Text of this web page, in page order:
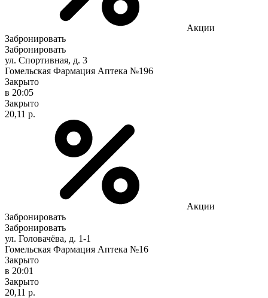
Акции
Забронировать
Забронировать
ул. Спортивная, д. 3
Гомельская Фармация Аптека №196
Закрыто
в 20:05
Закрыто
20,11 р.
Акции
Забронировать
Забронировать
ул. Головачёва, д. 1-1
Гомельская Фармация Аптека №16
Закрыто
в 20:01
Закрыто
20,11 р.